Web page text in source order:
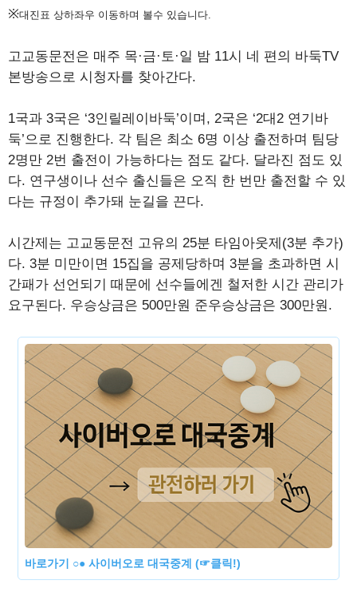
※대진표 상하좌우 이동하며 볼수 있습니다.
고교동문전은 매주 목·금·토·일 밤 11시 네 편의 바둑TV
본방송으로 시청자를 찾아간다.
1국과 3국은 ‘3인릴레이바둑’이며, 2국은 ‘2대2 연기바
둑’으로 진행한다. 각 팀은 최소 6명 이상 출전하며 팀당
2명만 2번 출전이 가능하다는 점도 같다. 달라진 점도 있
다. 연구생이나 선수 출신들은 오직 한 번만 출전할 수 있
다는 규정이 추가돼 눈길을 끈다.
시간제는 고교동문전 고유의 25분 타임아웃제(3분 추가)
다. 3분 미만이면 15집을 공제당하며 3분을 초과하면 시
간패가 선언되기 때문에 선수들에겐 철저한 시간 관리가
요구된다. 우승상금은 500만원 준우승상금은 300만원.
바로가기 ○● 사이버오로 대국중계 (☞클릭!)